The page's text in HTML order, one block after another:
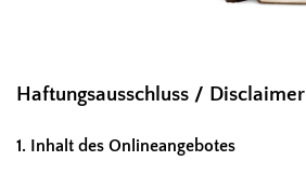
Haftungsausschluss / Disclaimer
1. Inhalt des Onlineangebotes